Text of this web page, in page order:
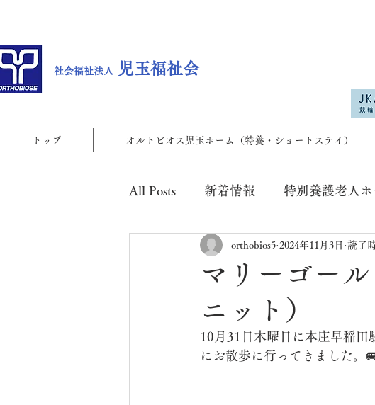
社会福祉法人 児玉福祉会
トップ オルトビオス児玉ホーム（特養・ショートステイ）
All Posts 新着情報 特別養護老人
児玉地域包括支援センター
マリーゴー
ニット）
orthobios5 2024年11月3日 読了
10月31日木曜日に本庄早稲田
にお散歩に行ってきました。